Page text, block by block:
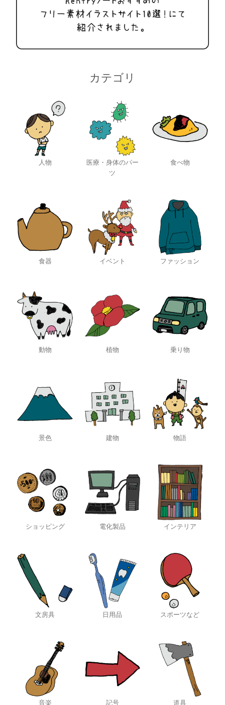
カテゴリ
人物
医療・身体のパー
ツ
食べ物
食器 イベント ファッション
動物 植物 乗り物
景色 建物 物語
ショッピング 電化製品 インテリア
文房具 日用品 スポーツなど
音楽 記号 道具